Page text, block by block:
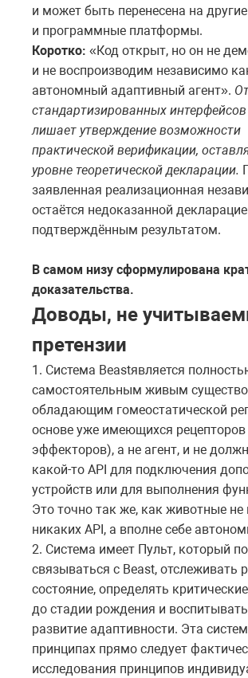
и может быть перенесена на
и программные платформы.
Коротко: «Код открыт, но он не
и не воспроизводим независимо
автономный адаптивный агент».
стандартизированных
лишает утверждение возможности
практической верификации,
уровне теоретической декларации.
заявленная реализационная
остаётся недоказанной
подтверждённым результатом.
В самом низу сформулирована
доказательства.
Доводы, не
претензии
1. Система Beastявляется
самостоятельным живым
обладающим гомеостатической
основе уже имеющихся рецепторов
эффекторов), а не агент, и не
какой-то API для подключения
устройств или для выполнения
Это точно так же, как животные
никаких API , а вполне себе
2. Система имеет Пульт, который
связываться с Beast, отслеживать
состояние, определять
до стадии рождения и
развитие адаптивности. Эта
принципах прямо следует
исследования принципов